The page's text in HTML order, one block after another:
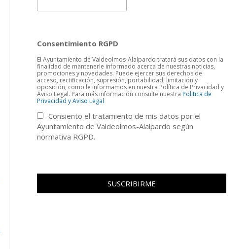
Consentimiento RGPD
El Ayuntamiento de Valdeolmos-Alalpardo tratará sus datos con la
finalidad de mantenerle informado acerca de nuestras noticias,
promociones y novedades. Puede ejercer sus derechos de
acceso, rectificación, supresión, portabilidad, limitación y
oposición, como le informamos en nuestra Política de Privacidad y
Aviso Legal. Para más información consulte nuestraPolitica de
Privacidad y Aviso Legal
Consiento el tratamiento de mis datos por el
Ayuntamiento de Valdeolmos-Alalpardo según
normativa RGPD.